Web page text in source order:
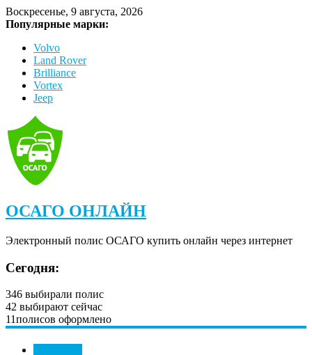
Воскресенье, 9 августа, 2026
Популярные марки:
Volvo
Land Rover
Brilliance
Vortex
Jeep
ОСАГО ОНЛАЙН
Электронный полис ОСАГО купить онлайн через интернет
Сегодня:
346 выбирали полис
42 выбирают сейчас
11полисов оформлено